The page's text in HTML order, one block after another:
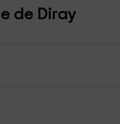
de Diray